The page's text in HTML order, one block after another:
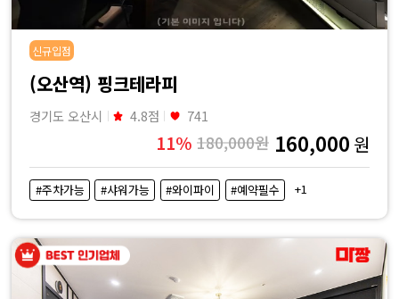
신규입점
(오산역) 핑크테라피
경기도 오산시 4.8점 741
11% 180,000원 160,000 원
#주차가능 #샤워가능 #와이파이 #예약필수 +1